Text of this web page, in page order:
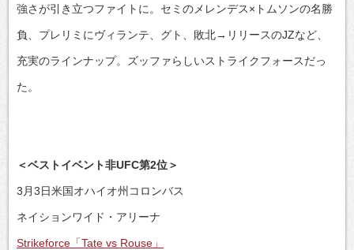
強さが引き立つファイトに。セミのメレンデス×トムソンの名勝
負、プレリミにヴィランテ、グト、敗北→リリースのJZなど、
充実のラインナップ。ズッファらしいストライクフォースだっ
た。
＜ベストイベント非UFC第2位＞
3月3日米国オハイオ州コロンバス
ネイションワイド・アリーナ
Strikeforce「Tate vs Rouse」